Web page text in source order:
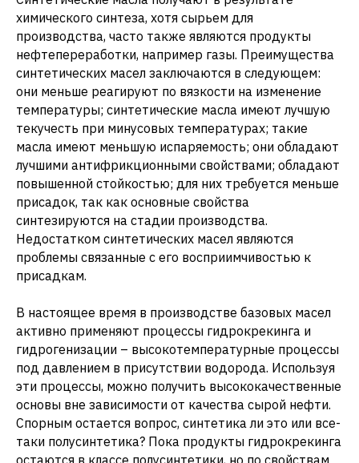
химического синтеза, хотя сырьем для
производства, часто также являются продукты
нефтепереработки, например газы. Преимущества
синтетических масел заключаются в следующем:
они меньше реагируют по вязкости на изменение
температуры; синтетические масла имеют лучшую
текучесть при минусовых температурах; такие
масла имеют меньшую испаряемость; они обладают
лучшими антифрикционными свойствами; обладают
повышенной стойкостью; для них требуется меньше
присадок, так как основные свойства
синтезируются на стадии производства.
Недостатком синтетических масел являются
проблемы связанные с его восприимчивостью к
присадкам.
В настоящее время в производстве базовых масел
активно применяют процессы гидрокрекинга и
гидрогенизации – высокотемпературные процессы
под давлением в присутствии водорода. Используя
эти процессы, можно получить высококачественные
основы вне зависимости от качества сырой нефти.
Спорным остается вопрос, синтетика ли это или все-
таки полусинтетика? Пока продукты гидрокрекинга
остаются в классе полусинтетики, но по свойствам